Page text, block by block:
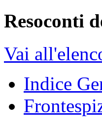
Resoconti
Vai
Indice